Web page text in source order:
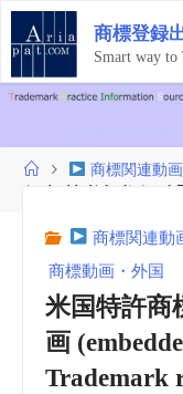
コ
テ
ン
ツ
ス
商標登録
Smart way
ホ
ー
商標関連動画
(embedded/playlist)
商標関連動
商標動画・外国
米国特許商
画
Trademark